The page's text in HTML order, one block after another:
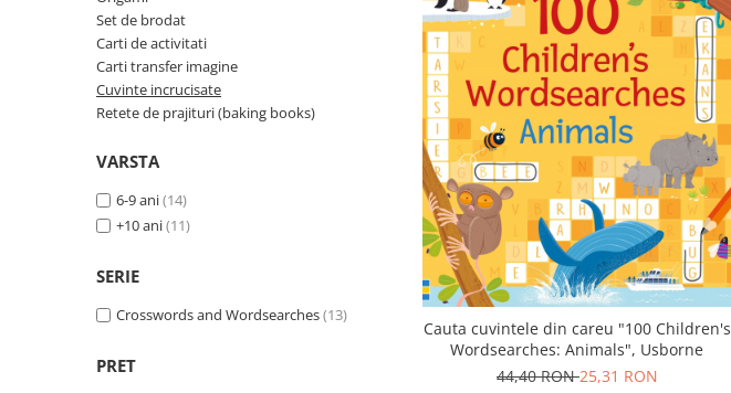
Biblia pentru copii
Carti cu magneti
Carti fold-out
Carti slot-together
Enciclopedii
Ghid ingrijire animale
Cuvinte incrucisate
Retete de prajituri (baking books)
Mijloace de transport
Numere, litere, forme, culori
Poppy si Sam
Printese, zane si papusi
Set de brodat
Carti de activitati
Carti transfer imagine
Cuvinte incrucisate
Retete de prajituri (baking books)
VARSTA
6-9 ani(14)
+10 ani(11)
SERIE
Crosswords and Wordsearches(13)
PRET
Cauta cuvintele din careu "100 Children's
Wordsearches: Animals", Usborne
44,40 RON25,31 RON